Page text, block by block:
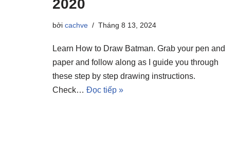
2020
bởi cachve Tháng 8 13, 2024
Learn How to Draw Batman. Grab your pen and
paper and follow along as I guide you through
these step by step drawing instructions.
Check… Đọc tiếp »